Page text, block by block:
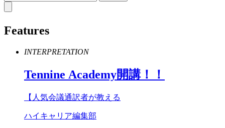
Features
INTERPRETATION
Tennine Academy開講！！
【人気会議通訳者が教える
ハイキャリア編集部